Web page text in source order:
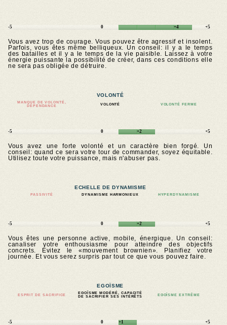
-5 0 +4 +5
Vous avez trop de courage. Vous pouvez être agressif et insolent.
Parfois, vous êtes même belliqueux. Un conseil: il y a le temps
des batailles et il y a le temps de la vie paisible. Laissez à votre
énergie puissante la possibilité de créer, dans ces conditions elle
ne sera pas obligée de détruire.
VOLONTÉ
MANQUE DE VOLONTÉ,
DÉPENDANCE
VOLONTÉ VOLONTÉ FERME
-5 0 +2 +5
Vous avez une forte volonté et un caractère bien forgé. Un
conseil: quand ce sera votre tour de commander, soyez équitable.
Utilisez toute votre puissance, mais n'abuser pas.
ECHELLE DE DYNAMISME
PASSIVITÉ DYNAMISME HARMONIEUX HYPERDYNAMISME
-5 0 +2 +5
Vous êtes une personne active, mobile, énergique. Un conseil:
canaliser votre enthousiasme pour atteindre des objectifs
concrets. Évitez le «mouvement brownien». Planifiez votre
journée. Et vous serez surpris par tout ce que vous pouvez faire.
EGOÏSME
ESPRIT DE SACRIFICE
EGOÏSME MODÉRÉ, CAPACITÉ
DE SACRIFIER SES INTÉRÊTS
EGOÏSME EXTRÊME
-5 0 +1 +5